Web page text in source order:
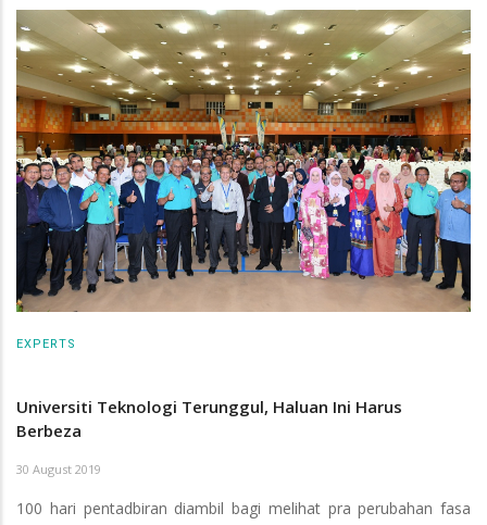
EXPERTS
Universiti Teknologi Terunggul, Haluan Ini Harus
Berbeza
30 August 2019
100 hari pentadbiran diambil bagi melihat pra perubahan fasa